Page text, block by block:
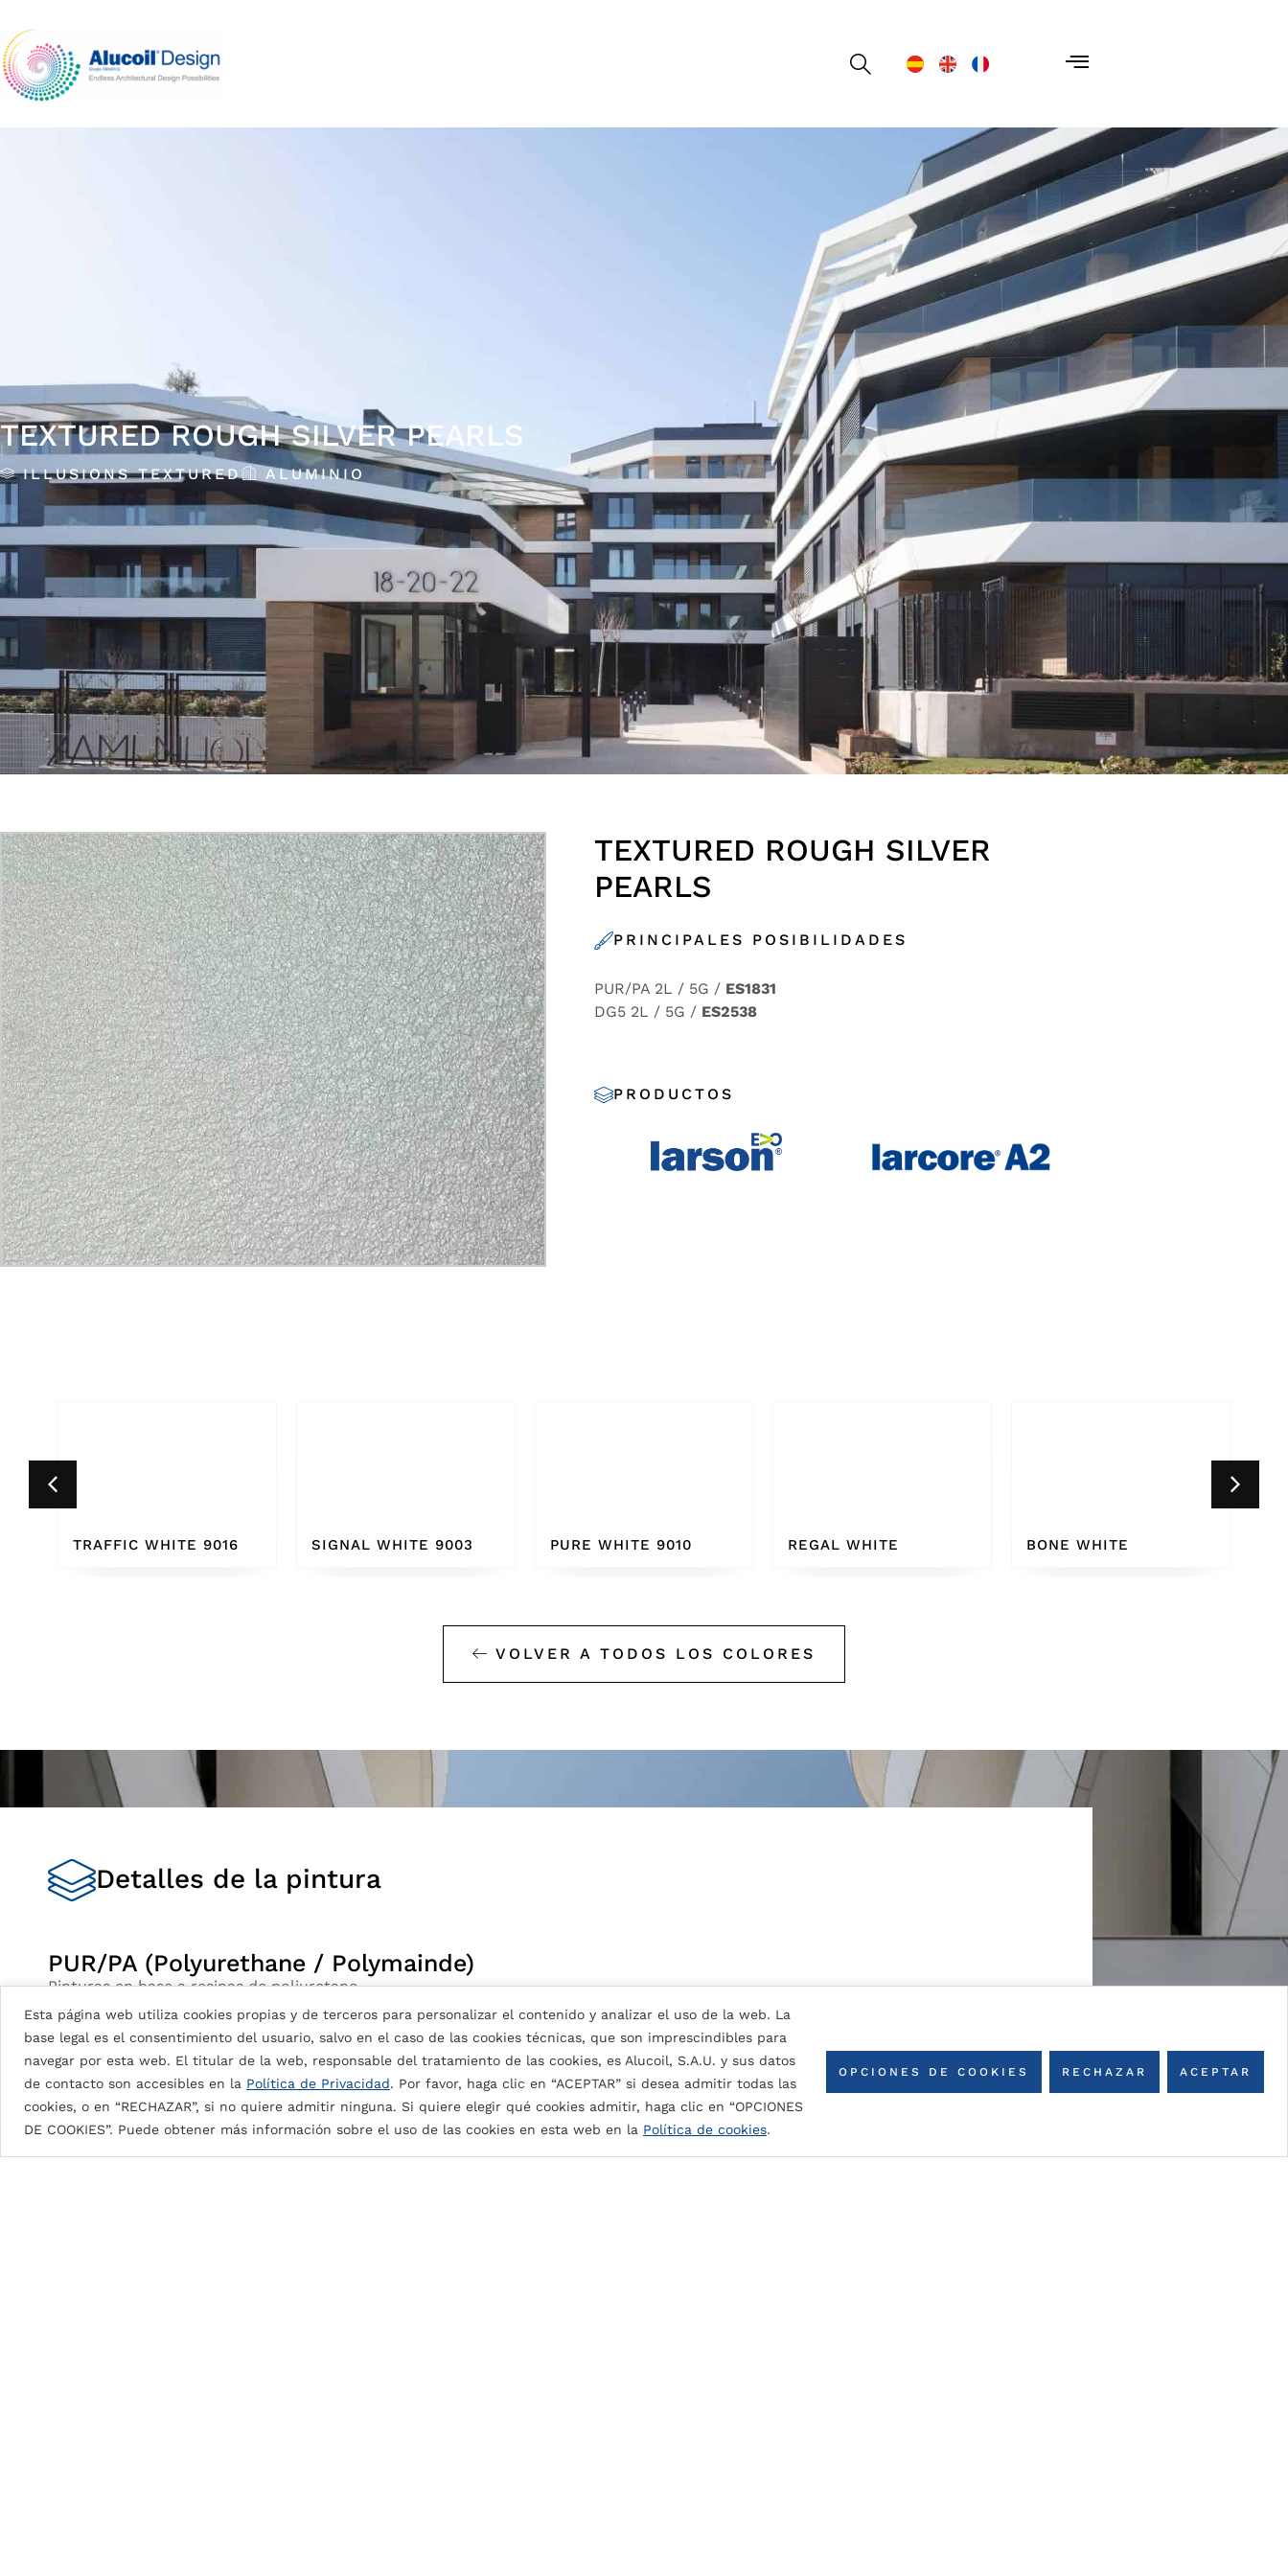
Esta página web utiliza cookies propias y de terceros para personalizar el contenido y analizar el uso de la web. La
base legal es el consentimiento del usuario, salvo en el caso de las cookies técnicas, que son imprescindibles para
navegar por esta web. El titular de la web, responsable del tratamiento de las cookies, es Alucoil, S.A.U. y sus datos
de contacto son accesibles en la Política de Privacidad. Por favor, haga clic en “ACEPTAR” si desea admitir todas las
cookies, o en “RECHAZAR”, si no quiere admitir ninguna. Si quiere elegir qué cookies admitir, haga clic en “OPCIONES
DE COOKIES”. Puede obtener más información sobre el uso de las cookies en esta web en la Política de cookies.
OPCIONES DE COOKIES RECHAZAR ACEPTAR
TEXTURED ROUGH SILVER PEARLS
ILLUSIONS TEXTURED ALUMINIO
TEXTURED ROUGH SILVER
PEARLS
PRINCIPALES POSIBILIDADES
PUR/PA 2L / 5G / ES1831
DG5 2L / 5G / ES2538
PRODUCTOS
SIGNAL WHITE 9003 PURE WHITE 9010 REGAL WHITE BONE WHITE WHITE GREY 9002
VOLVER A TODOS LOS COLORES
Detalles de la pintura
PUR/PA (Polyurethane / Polymainde)
Pinturas en base a resinas de poliuretano
Muy flexible y facilidad para la conformación.
Buena resistencia química.
Excelente resistencia al rayado y alta resistencia a la abrasión.
Fantástica capacidad de adhesión a un sustrato: también se usa en primer.
DG5 (High Durable Polyester)
Pintura en base a resinas HDP con espesores de pintura nominal (dependiendo del color):
CONTACTA CON NOSOTROS